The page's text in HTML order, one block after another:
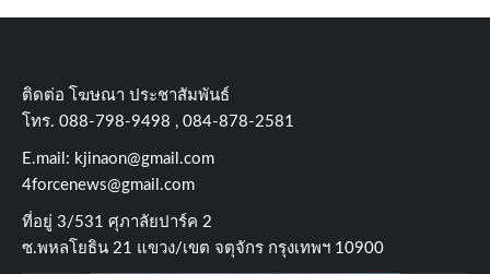
ติดต่อ​ โฆษณา​ ประชาสัมพันธ์
โทร​. 088-798-9498 , 084-878-2581
E.mail: kjinaon@gmail.com
4forcenews@gmail.com
ที่อยู่​ 3/531​ ศุภาลัยปาร์ค​ 2
ซ.พหลโยธิน​ 21​ แขวง/เขต​ จตุจักร​ กรุงเทพฯ 10900